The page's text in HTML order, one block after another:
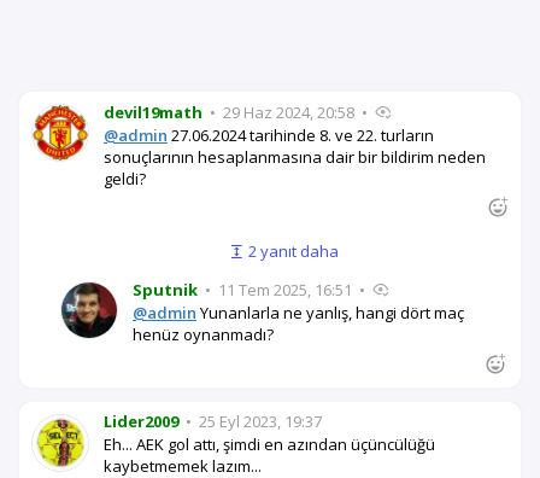
devil19math • 29 Haz 2024, 20:58 •
@admin 27.06.2024 tarihinde 8. ve 22. turların
sonuçlarının hesaplanmasına dair bir bildirim neden
geldi?
2 yanıt daha
Sputnik • 11 Tem 2025, 16:51 •
@admin Yunanlarla ne yanlış, hangi dört maç
henüz oynanmadı?
Lider2009 • 25 Eyl 2023, 19:37
Eh... AEK gol attı, şimdi en azından üçüncülüğü
kaybetmemek lazım...